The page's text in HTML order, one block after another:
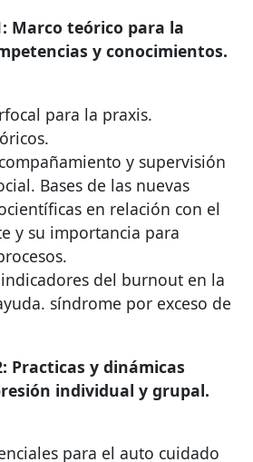
Marco teórico para la
y conocimientos.
para la praxis.
y supervisión
Bases de las nuevas
en relación con el
y su importancia para
del burnout en la
síndrome por exceso de
Practicas y dinámicas
individual y grupal.
para el auto cuidado